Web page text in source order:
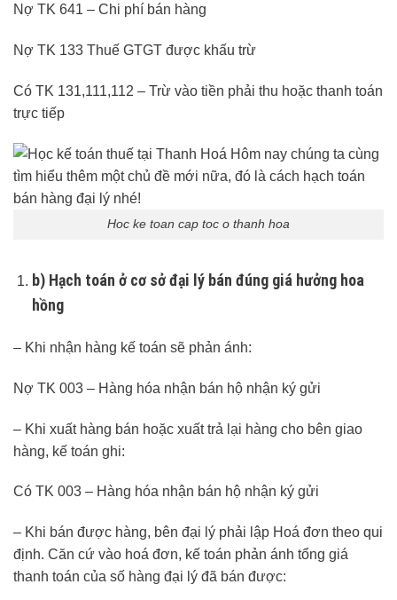
Nợ TK 641 – Chi phí bán hàng
Nợ TK 133 Thuế GTGT được khấu trừ
Có TK 131,111,112 – Trừ vào tiền phải thu hoặc thanh toán
trực tiếp
Hoc ke toan cap toc o thanh hoa
b) Hạch toán ở cơ sở đại lý bán đúng giá hưởng hoa
hồng
– Khi nhận hàng kế toán sẽ phản ánh:
Nợ TK 003 – Hàng hóa nhận bán hộ nhận ký gửi
– Khi xuất hàng bán hoặc xuất trả lại hàng cho bên giao
hàng, kế toán ghi:
Có TK 003 – Hàng hóa nhận bán hộ nhận ký gửi
– Khi bán được hàng, bên đại lý phải lập Hoá đơn theo qui
định. Căn cứ vào hoá đơn, kế toán phản ánh tổng giá
thanh toán của số hàng đại lý đã bán được: